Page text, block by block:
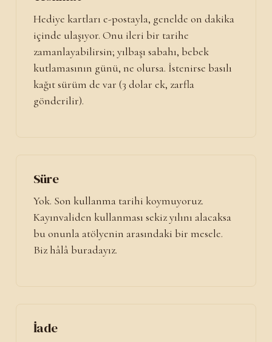
Hediye kartları e-postayla, genelde on dakika
içinde ulaşıyor. Onu ileri bir tarihe
zamanlayabilirsin; yılbaşı sabahı, bebek
kutlamasının günü, ne olursa. İstenirse basılı
kağıt sürüm de var (3 dolar ek, zarfla
gönderilir).
Süre
Yok. Son kullanma tarihi koymuyoruz.
Kayınvaliden kullanması sekiz yılını alacaksa
bu onunla atölyenin arasındaki bir mesele.
Biz hâlâ buradayız.
İade